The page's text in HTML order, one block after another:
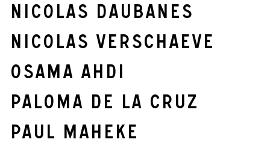
Nicolas Daubanes
Nicolas Verschaeve
Osama Ahdi
Paloma de la Cruz
Paul Maheke